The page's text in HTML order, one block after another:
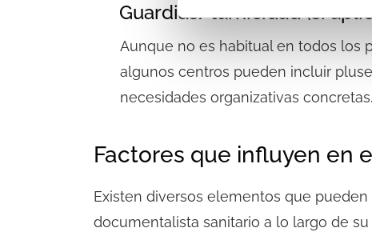
Guardias/turnicidad (si
Aunque no es habitual en todos los
algunos centros pueden incluir
necesidades organizativas concretas.
Factores que influyen en
Existen diversos elementos que pueden
documentalista sanitario a lo largo de su